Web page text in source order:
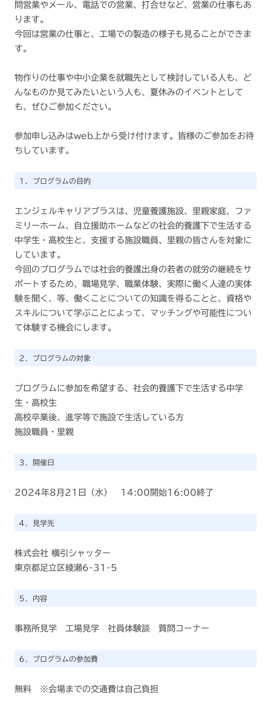
問営業やメール、電話での営業、打合せなど、営業の仕事もあ
ります。
今回は営業の仕事と、工場での製造の様子も見ることができま
す。
物作りの仕事や中小企業を就職先として検討している人も、ど
んなものか見てみたいという人も、夏休みのイベントとして
も、ぜひご参加ください。
参加申し込みはweb上から受け付けます。皆様のご参加をお待
ちしています。
１．プログラムの目的
エンジェルキャリアプラスは、児童養護施設、里親家庭、ファ
ミリーホーム、自立援助ホームなどの社会的養護下で生活する
中学生・高校生と、支援する施設職員、里親の皆さんを対象に
しています。
今回のプログラムでは社会的養護出身の若者の就労の継続をサ
ポートするため、職場見学、職業体験、実際に働く人達の実体
験を聞く、等、働くことについての知識を得ることと、資格や
スキルについて学ぶことによって、マッチングや可能性につい
て体験する機会にします。
２．プログラムの対象
プログラムに参加を希望する、社会的養護下で生活する中学
生・高校生
高校卒業後、進学等で施設で生活している方
施設職員・里親
３．開催日
2024年8月21日（水） 14:00開始16:00終了
４．見学先
株式会社 横引シャッター
東京都足立区綾瀬6-31-5
５．内容
事務所見学 工場見学 社員体験談 質問コーナー
６．プログラムの参加費
無料 ※会場までの交通費は自己負担